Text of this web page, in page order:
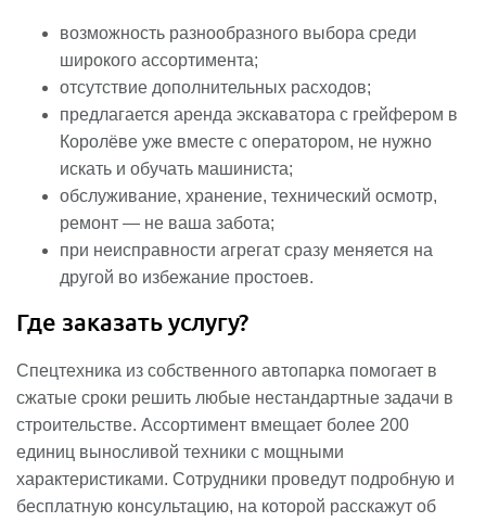
возможность разнообразного выбора среди
широкого ассортимента;
отсутствие дополнительных расходов;
предлагается аренда экскаватора с грейфером в
Королёве уже вместе с оператором, не нужно
искать и обучать машиниста;
обслуживание, хранение, технический осмотр,
ремонт — не ваша забота;
при неисправности агрегат сразу меняется на
другой во избежание простоев.
Где заказать услугу?
Спецтехника из собственного автопарка помогает в
сжатые сроки решить любые нестандартные задачи в
строительстве. Ассортимент вмещает более 200
единиц выносливой техники с мощными
характеристиками. Сотрудники проведут подробную и
бесплатную консультацию, на которой расскажут об